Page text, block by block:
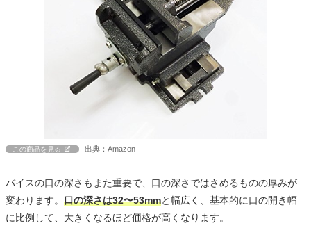
この商品を見る 出典：Amazon
バイスの口の深さもまた重要で、口の深さではさめるものの厚みが
変わります。 口の深さは32〜53mmと幅広く、基本的に口の開き幅
に比例して、大きくなるほど価格が高くなります。